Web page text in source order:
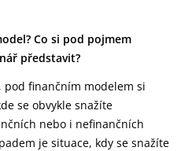
Co si pod pojmem
představit?
pod finančním modelem si
se obvykle snažíte
nebo i nefinančních
je situace, kdy se snažíte